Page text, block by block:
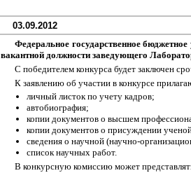
03.09.2012
Федеральное государственное
вакантной должности заведующего
С победителем конкурса будет заключен
К заявлению об участии в конкурсе
личный листок по учету кадров;
автобиография;
копии документов о высшем
копии документов о присуждении
сведения о научной (научно-
список научных работ.
В конкурсную комиссию может